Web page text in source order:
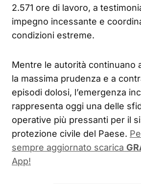
2.571 ore di lavoro, a
impegno incessante e
condizioni estreme.
Mentre le autorità continuano
la massima prudenza e a
episodi dolosi, l’emergenza
rappresenta oggi una delle
operative più pressanti per il
protezione civile del Paese.
sempre aggiornato scarica
App!